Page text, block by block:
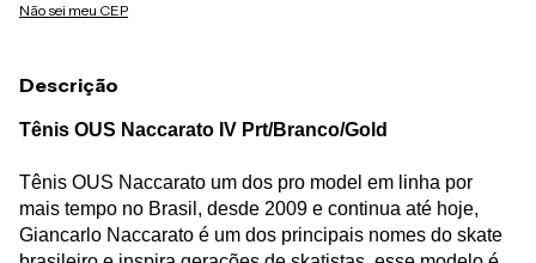
Não sei meu CEP
Descrição
Tênis OUS Naccarato IV Prt/Branco/Gold
Tênis OUS Naccarato um dos pro model em linha por
mais tempo no Brasil, desde 2009 e continua até hoje,
Giancarlo Naccarato é um dos principais nomes do skate